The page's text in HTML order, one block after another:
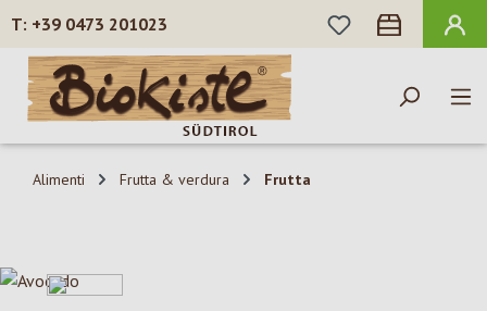
Passa al contenuto principale
+39 0473 201023
HAI 0 ARTICOLI
Alimenti Frutta & verdura Frutta
Salta la galleria di immagini